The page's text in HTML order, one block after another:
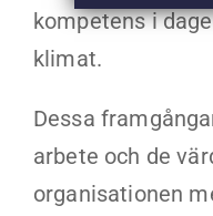
kompetens i
klimat.
Dessa
arbete och de
organisationen